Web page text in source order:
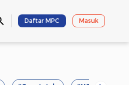
Daftar MPC Masuk